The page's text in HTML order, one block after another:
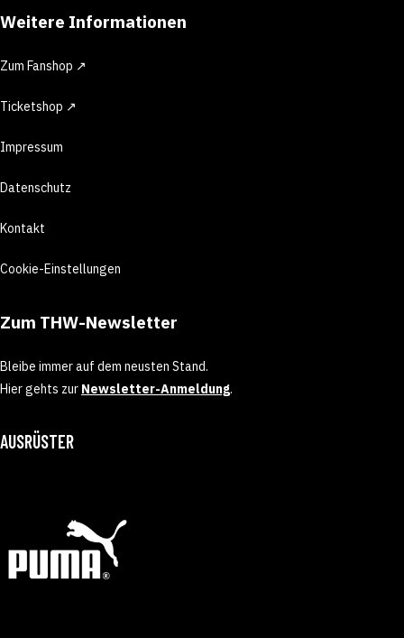
Weitere Informationen
Zum Fanshop ↗
Ticketshop ↗
Impressum
Datenschutz
Kontakt
Cookie-Einstellungen
Zum THW-Newsletter
Bleibe immer auf dem neusten Stand.
Hier gehts zur Newsletter-Anmeldung.
AUSRÜSTER